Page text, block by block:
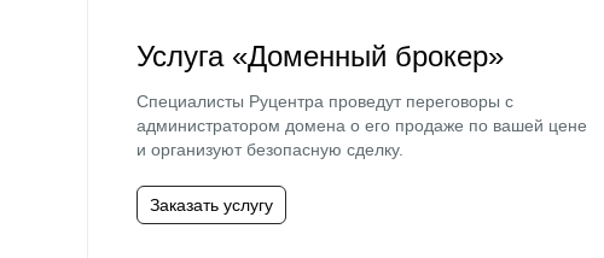
Услуга «Доменный брокер»
Специалисты Руцентра проведут переговоры с
администратором домена о его продаже по вашей цене
и организуют безопасную сделку.
Заказать услугу